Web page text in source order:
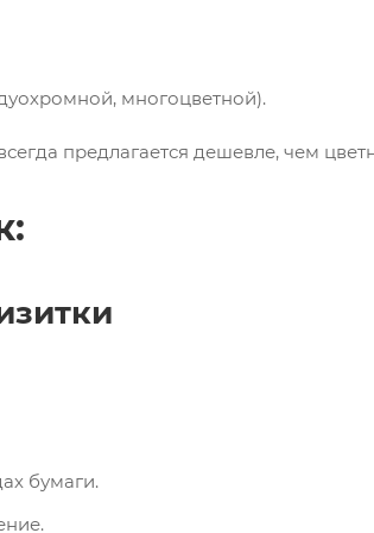
многоцветной).
предлагается дешевле, чем
:
бумаги.